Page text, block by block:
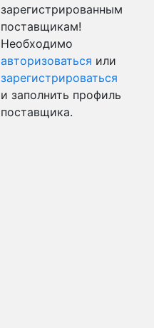
зарегистрированным
поставщикам!
Необходимо
авторизоваться или
зарегистрироваться
и заполнить профиль
поставщика.